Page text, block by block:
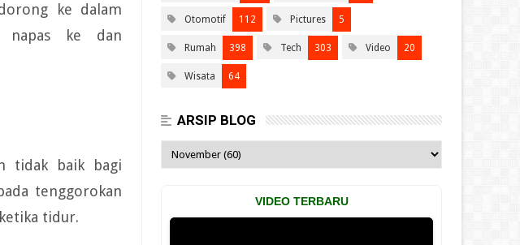
ke dalam
napas ke dan
tidak baik bagi
tenggorokan
tidur.
Otomotif 112 Pictures 5
Rumah 398 Tech 303 Video 20
Wisata 64
ARSIP BLOG
VIDEO TERBARU